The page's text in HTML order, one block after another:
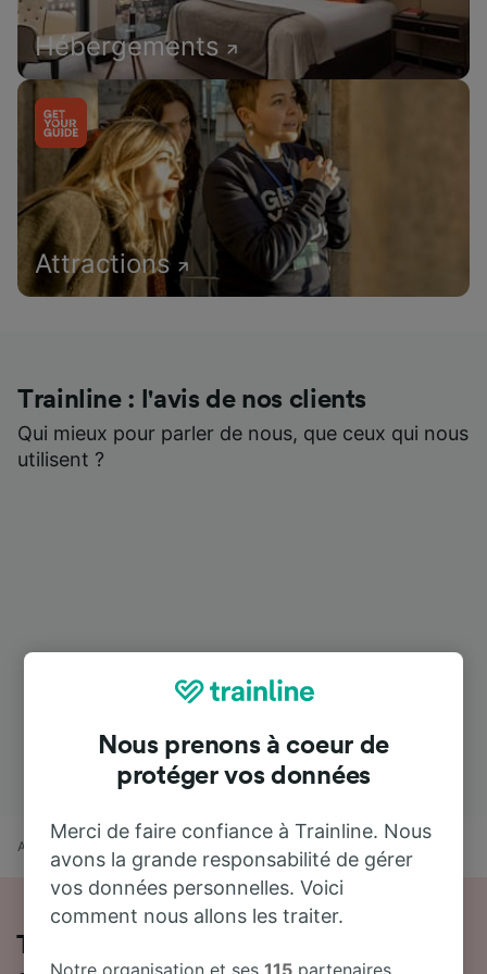
Hébergements
Attractions
Trainline : l'avis de nos clients
Qui mieux pour parler de nous, que ceux qui nous
utilisent ?
Accueil
Toutes les informations sur les trains
Nous prenons à coeur de
protéger vos données
Merci de faire confiance à Trainline. Nous
avons la grande responsabilité de gérer
vos données personnelles. Voici
comment nous allons les traiter.
Notre organisation et ses115 partenaires